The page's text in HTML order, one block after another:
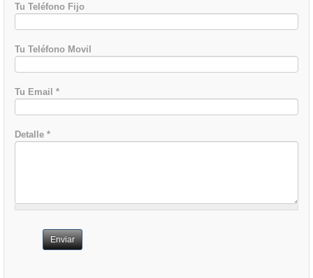
Tu Teléfono Fijo
Tu Teléfono Movil
Tu Email *
Detalle *
Enviar